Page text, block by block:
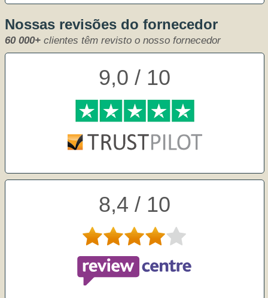
Nossas revisões do fornecedor
60 000+ clientes têm revisto o nosso fornecedor
9,0 / 10
8,4 / 10